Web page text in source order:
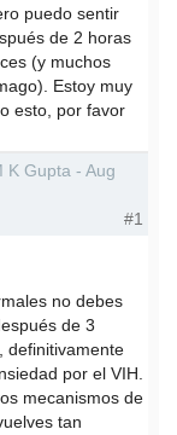
puedo sentir
de 2 horas
(y muchos
Estoy muy
esto, por favor
K Gupta - Aug
#1
no debes
de 3
definitivamente
por el VIH.
mecanismos de
tan